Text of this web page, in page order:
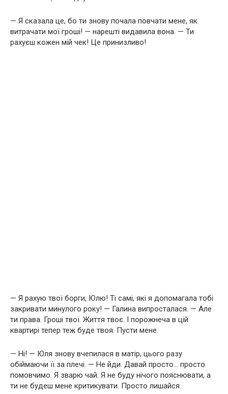
— Я сказала це, бо ти знову почала повчати мене, як
витрачати мої гроші! — нарешті видавила вона. — Ти
рахуєш кожен мій чек! Це принизливо!
— Я рахую твої борги, Юлю! Ті самі, які я допомагала тобі
закривати минулого року! — Галина випросталася. — Але
ти права. Гроші твої. Життя твоє. І порожнеча в цій
квартирі тепер теж буде твоя. Пусти мене.
— Ні! — Юля знову вчепилася в матір, цього разу
обіймаючи її за плечі. — Не йди. Давай просто… просто
помовчимо. Я зварю чай. Я не буду нічого пояснювати, а
ти не будеш мене критикувати. Просто лишайся.